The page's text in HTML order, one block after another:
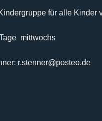
für alle Kinder
mittwochs
r.stenner@posteo.de